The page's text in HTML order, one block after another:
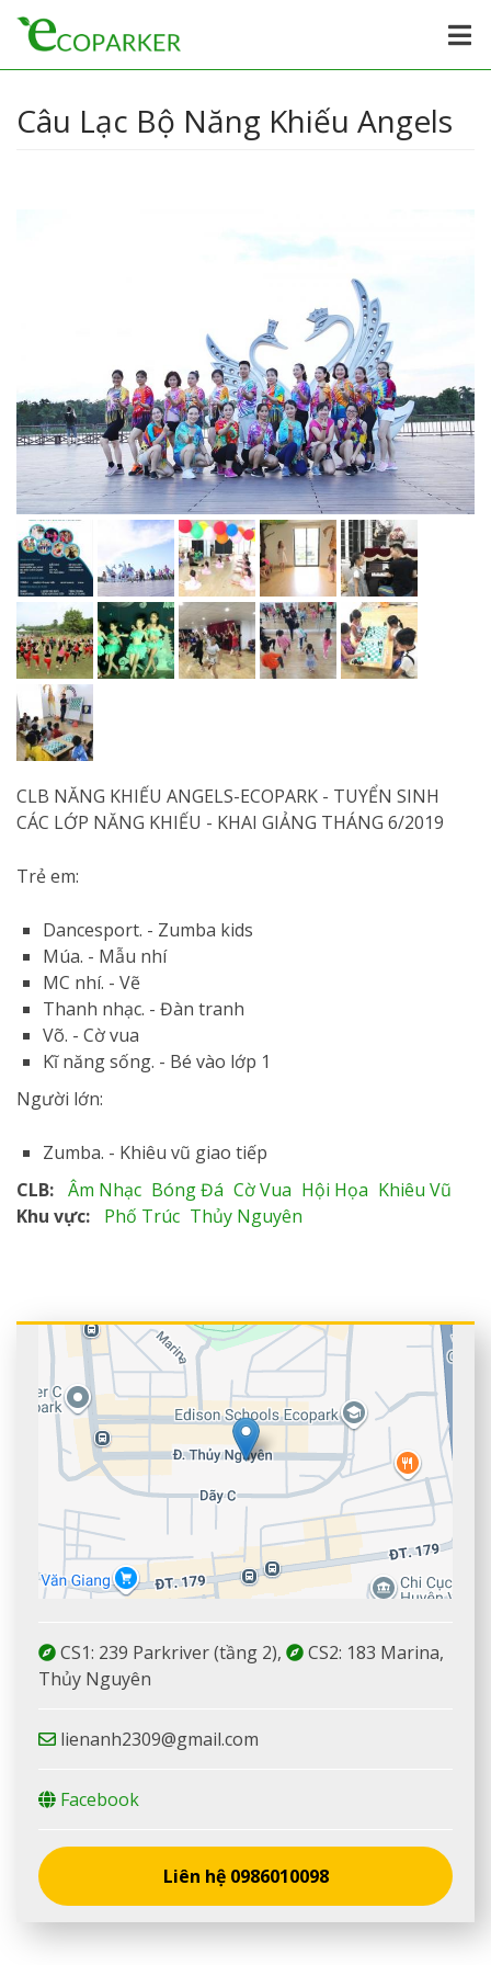
Câu Lạc Bộ Năng Khiếu Angels
CLB NĂNG KHIẾU ANGELS-ECOPARK - TUYỂN SINH
CÁC LỚP NĂNG KHIẾU - KHAI GIẢNG THÁNG 6/2019
Trẻ em:
Dancesport. - Zumba kids
Múa. - Mẫu nhí
MC nhí. - Vẽ
Thanh nhạc. - Đàn tranh
Võ. - Cờ vua
Kĩ năng sống. - Bé vào lớp 1
Người lớn:
Zumba. - Khiêu vũ giao tiếp
CLB
Âm Nhạc Bóng Đá Cờ Vua Hội Họa Khiêu Vũ
Khu vực
Phố Trúc Thủy Nguyên
−
| Map data ©Google
CS1: 239 Parkriver (tầng 2),
CS2: 183 Marina,
Thủy Nguyên
lienanh2309@gmail.com
Facebook
Liên hệ 0986010098